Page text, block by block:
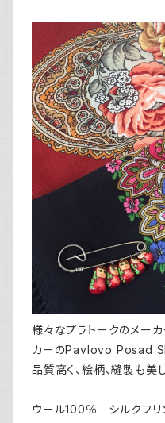
様々なプラトークのメー
カーのPavlovo Posad
品質高く、絵柄、縫製も美
ウール100％ シルクフ